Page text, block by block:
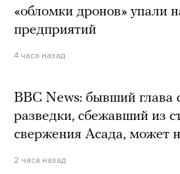
«обломки дронов» упали
предприятий
4 часа назад
BBC News: бывший глава
разведки, сбежавший из
свержения Асада, может
2 часа назад